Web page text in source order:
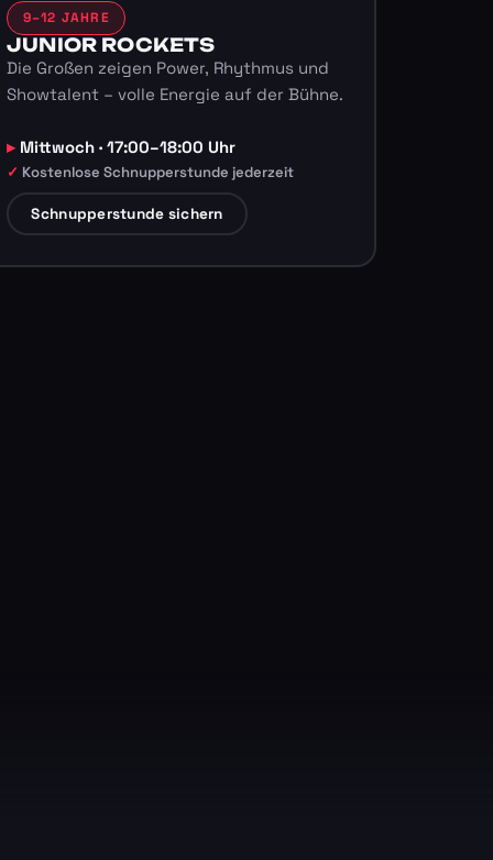
9–12 JAHRE
JUNIOR ROCKETS
Die Großen zeigen Power, Rhythmus und
Showtalent – volle Energie auf der Bühne.
Mittwoch · 17:00–18:00 Uhr
Kostenlose Schnupperstunde jederzeit
Schnupperstunde sichern